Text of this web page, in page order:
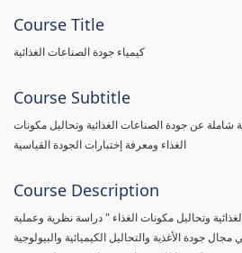
Course Title
كيمياء جودة الصناعات الغذائية
Course Subtitle
شاملة عن جودة الصناعات الغذائية وتحاليل مكونات
الغذاء ومعرفة إختبارات الجودة القياسية
Course Description
وتحاليل مكونات الغذاء " دراسة نظرية وعملية
في مجال جودة الأغذية والتحاليل الكيميائية والبيولوجية